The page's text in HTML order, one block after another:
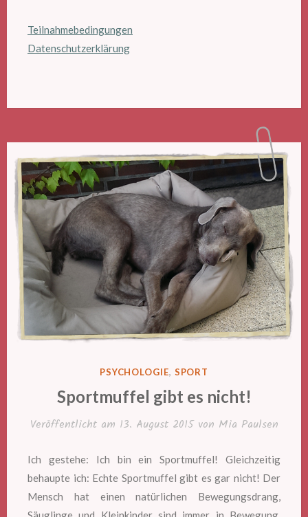
Teilnahmebedingungen
Datenschutzerklärung
VERÖFFENTLICHT
PSYCHOLOGIE, SPORT
Sportmuffel gibt es nicht!
Veröffentlicht am 13. August 2015von Mia Paulsen
Ich gestehe: Ich bin ein Sportmuffel! Gleichzeitig
behaupte ich: Echte Sportmuffel gibt es gar nicht! Der
Mensch hat einen natürlichen Bewegungsdrang,